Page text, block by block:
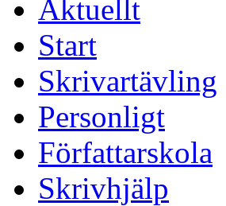
Aktuellt
Start
Skrivartävling
Personligt
Författarskola
Skrivhjälp